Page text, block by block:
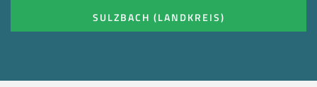
SULZBACH (LANDKREIS)